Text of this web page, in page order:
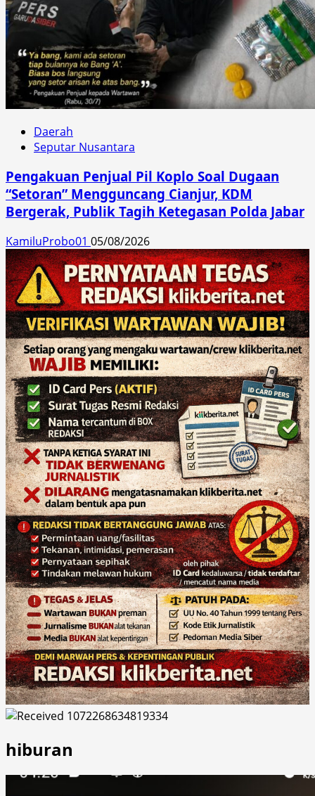
Daerah
Seputar Nusantara
Pengakuan Penjual Pil Koplo Soal Dugaan
“Setoran” Mengguncang Cianjur, KDM
Bergerak, Publik Tagih Ketegasan Polda Jabar
KamiluProbo01 05/08/2026
hiburan